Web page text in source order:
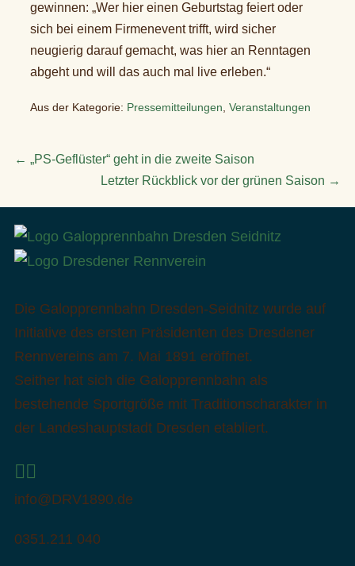
gewinnen: „Wer hier einen Geburtstag feiert oder
sich bei einem Firmenevent trifft, wird sicher
neugierig darauf gemacht, was hier an Renntagen
abgeht und will das auch mal live erleben.“
Aus der Kategorie: Pressemitteilungen, Veranstaltungen
Beitragsnavigation
← „PS-Geflüster“ geht in die zweite Saison
Letzter Rückblick vor der grünen Saison →
Die Galopprennbahn Dresden-Seidnitz wurde auf
Initiative des ersten Präsidenten des Dresdener
Rennvereins am 7. Mai 1891 eröffnet.
Seither hat sich die Galopprennbahn als
bestehende Sportgröße mit Traditionscharakter in
der Landeshauptstadt Dresden etabliert.
info@DRV1890.de
0351.211 040